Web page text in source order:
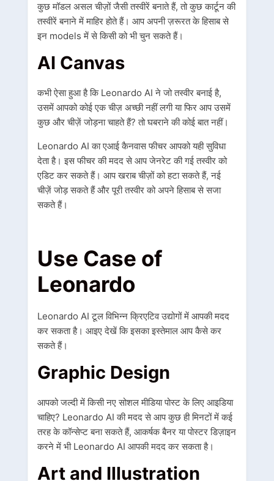
कुछ मॉडल असल चीज़ों जैसी तस्वीरें बनाते हैं, तो कुछ कार्टून की
तस्वीरें बनाने में माहिर होते हैं। आप अपनी ज़रूरत के हिसाब से
इन modelsमें से किसी को भी चुन सकते हैं।
AI Canvas
कभी ऐसा हुआ है कि Leonardo AIने जो तस्वीर बनाई है,
उसमें आपको कोई एक चीज़ अच्छी नहीं लगी या फिर आप उसमें
कुछ और चीज़ें जोड़ना चाहते हैं? तो घबराने की कोई बात नहीं।
Leonardo AI का एआई कैनवास फीचर आपको यही सुविधा
देता है।इस फीचर की मदद से आप जेनरेट की गई तस्वीर को
एडिट कर सकते हैं। आप खराब चीज़ों को हटा सकते हैं, नई
चीज़ें जोड़ सकते हैं और पूरी तस्वीर को अपने हिसाब से सजा
सकते हैं।
Use Case of
Leonardo
Leonardo AI टूल विभिन्न क्रिएटिव उद्योगों में आपकी मदद
कर सकता है। आइए देखें कि इसका इस्तेमाल आप कैसे कर
सकते हैं।
Graphic Design
आपको जल्दी में किसी नए सोशल मीडिया पोस्ट के लिए आइडिया
चाहिए? Leonardo AI की मदद से आप कुछ ही मिनटों में कई
तरह के कॉन्सेप्ट बना सकते हैं, आकर्षक बैनर या पोस्टर डिज़ाइन
करने में भी Leonardo AI आपकी मदद कर सकता है।
Art and Illustration